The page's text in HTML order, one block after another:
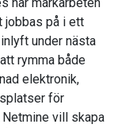
jobbas på i ett
under nästa
rymma både
elektronik,
för
vill skapa